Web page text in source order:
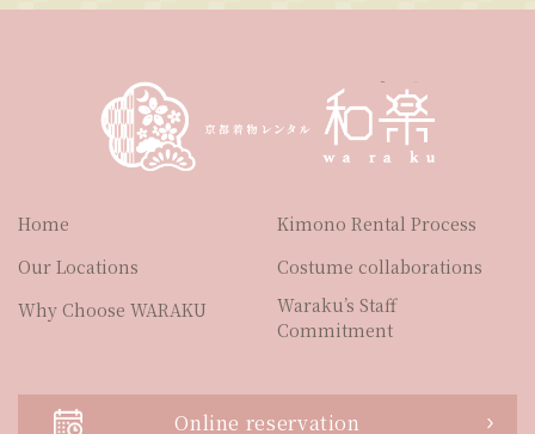
Home
Our Locations
Why Choose WARAKU
Kimono Rental Process
Costume collaborations
Waraku’s Staff
Commitment
Online reservation